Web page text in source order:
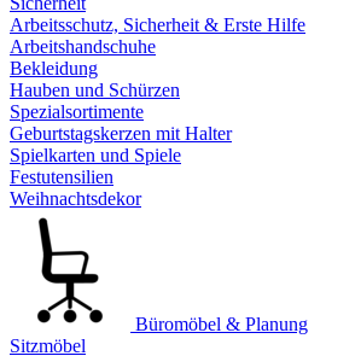
Arbeitsschutz, Sicherheit & Erste Hilfe
Arbeitshandschuhe
Bekleidung
Hauben und Schürzen
Spezialsortimente
Geburtstagskerzen mit Halter
Spielkarten und Spiele
Festutensilien
Weihnachtsdekor
Büromöbel & Planung
Sitzmöbel